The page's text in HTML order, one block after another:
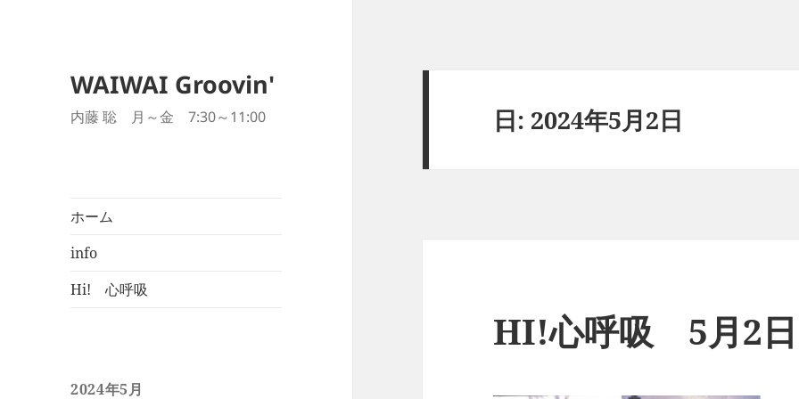
WAIWAI Groovin'
内藤 聡 月～金 7:30～11:00
ホーム
info
Hi! 心呼吸
2024年5月
日: 2024年5月2日
HI!心呼吸 5月2日